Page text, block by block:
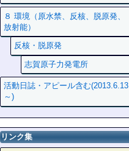
８ 環境（原水禁、反核、脱原発、
放射能）
反核・脱原発
志賀原子力発電所
活動日誌・アピール含む(2013.6.13
～)
リンク集